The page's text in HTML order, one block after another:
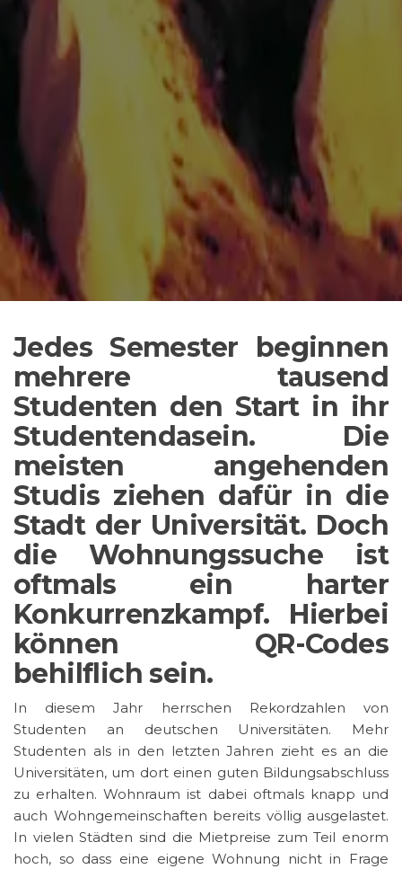
Jedes Semester beginnen
mehrere tausend
Studenten den Start in ihr
Studentendasein. Die
meisten angehenden
Studis ziehen dafür in die
Stadt der Universität. Doch
die Wohnungssuche ist
oftmals ein harter
Konkurrenzkampf. Hierbei
können QR-Codes
behilflich sein.
In diesem Jahr herrschen Rekordzahlen von
Studenten an deutschen Universitäten. Mehr
Studenten als in den letzten Jahren zieht es an die
Universitäten, um dort einen guten Bildungsabschluss
zu erhalten. Wohnraum ist dabei oftmals knapp und
auch Wohngemeinschaften bereits völlig ausgelastet.
In vielen Städten sind die Mietpreise zum Teil enorm
hoch, so dass eine eigene Wohnung nicht in Frage